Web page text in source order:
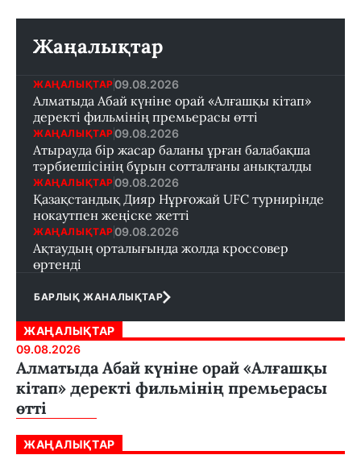
Жаңалықтар
ЖАҢАЛЫҚТАР 09.08.2026
Алматыда Абай күніне орай «Алғашқы кітап»
деректі фильмінің премьерасы өтті
ЖАҢАЛЫҚТАР 09.08.2026
Атырауда бір жасар баланы ұрған балабақша
тәрбиешісінің бұрын сотталғаны анықталды
ЖАҢАЛЫҚТАР 09.08.2026
Қазақстандық Дияр Нұрғожай UFC турнирінде
нокаутпен жеңіске жетті
ЖАҢАЛЫҚТАР 09.08.2026
Ақтаудың орталығында жолда кроссовер
өртенді
БАРЛЫҚ ЖАНАЛЫҚТАР
ЖАҢАЛЫҚТАР
09.08.2026
Алматыда Абай күніне орай «Алғашқы
кітап» деректі фильмінің премьерасы
өтті
ЖАҢАЛЫҚТАР